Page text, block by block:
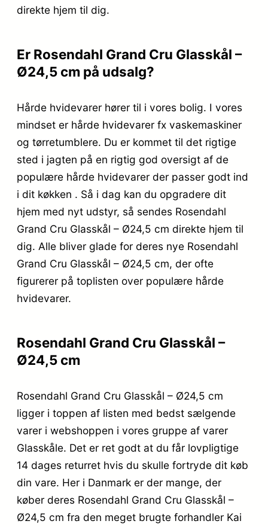
direkte hjem til dig.
Er Rosendahl Grand Cru Glasskål –
Ø24,5 cm på udsalg?
Hårde hvidevarer hører til i vores bolig. I vores
mindset er hårde hvidevarer fx vaskemaskiner
og tørretumblere. Du er kommet til det rigtige
sted i jagten på en rigtig god oversigt af de
populære hårde hvidevarer der passer godt ind
i dit køkken . Så i dag kan du opgradere dit
hjem med nyt udstyr, så sendes Rosendahl
Grand Cru Glasskål – Ø24,5 cm direkte hjem til
dig. Alle bliver glade for deres nye Rosendahl
Grand Cru Glasskål – Ø24,5 cm, der ofte
figurerer på toplisten over populære hårde
hvidevarer.
Rosendahl Grand Cru Glasskål –
Ø24,5 cm
Rosendahl Grand Cru Glasskål – Ø24,5 cm
ligger i toppen af listen med bedst sælgende
varer i webshoppen i vores gruppe af varer
Glasskåle. Det er ret godt at du får lovpligtige
14 dages returret hvis du skulle fortryde dit køb
din vare. Her i Danmark er der mange, der
køber deres Rosendahl Grand Cru Glasskål –
Ø24,5 cm fra den meget brugte forhandler Kai